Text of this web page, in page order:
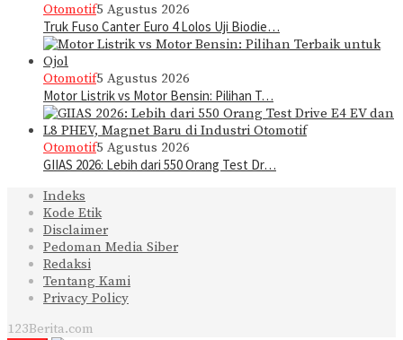
Otomotif5 Agustus 2026
Truk Fuso Canter Euro 4 Lolos Uji Biodie…
Otomotif5 Agustus 2026
Motor Listrik vs Motor Bensin: Pilihan T…
Otomotif5 Agustus 2026
GIIAS 2026: Lebih dari 550 Orang Test Dr…
Indeks
Kode Etik
Disclaimer
Pedoman Media Siber
Redaksi
Tentang Kami
Privacy Policy
123Berita.com